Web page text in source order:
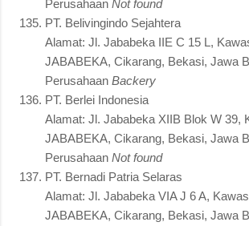
Perusahaan Not found
PT. Belivingindo Sejahtera
Alamat: Jl. Jababeka IIE C 15 L,
JABABEKA, Cikarang, Bekasi, Jawa
Perusahaan Backery
PT. Berlei Indonesia
Alamat: Jl. Jababeka XIIB Blok W 39,
JABABEKA, Cikarang, Bekasi, Jawa
Perusahaan Not found
PT. Bernadi Patria Selaras
Alamat: Jl. Jababeka VIA J 6 A,
JABABEKA, Cikarang, Bekasi, Jawa